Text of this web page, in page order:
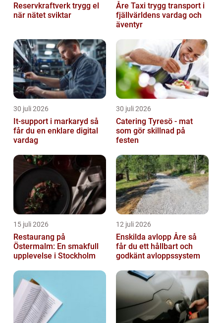
Reservkraftverk trygg el
när nätet sviktar
Åre Taxi trygg transport i
fjällvärldens vardag och
äventyr
30 juli 2026
It-support i markaryd så
får du en enklare digital
vardag
30 juli 2026
Catering Tyresö - mat
som gör skillnad på
festen
15 juli 2026
Restaurang på
Östermalm: En smakfull
upplevelse i Stockholm
12 juli 2026
Enskilda avlopp Åre så
får du ett hållbart och
godkänt avloppssystem